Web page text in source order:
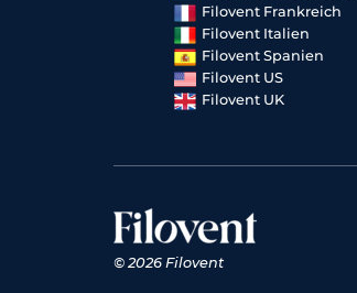
Filovent Frankreich
Filovent Italien
Filovent Spanien
Filovent US
Filovent UK
© 2026 Filovent